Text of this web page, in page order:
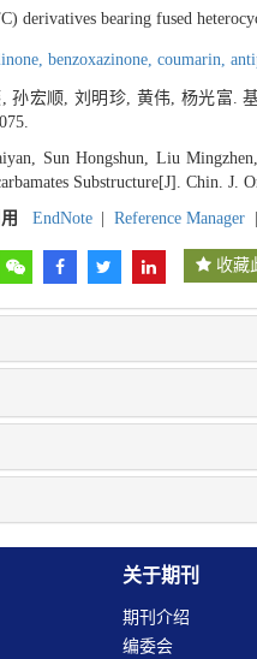
derivatives bearing fused
benzoxazinone, coumarin,
孙宏顺, 刘明珍, 黄伟, 杨光富.
Sun Hongshun, Liu
Substructure[J]. Chin. J.
EndNote Reference Manager
收藏
关于期刊
期刊介绍
编委会